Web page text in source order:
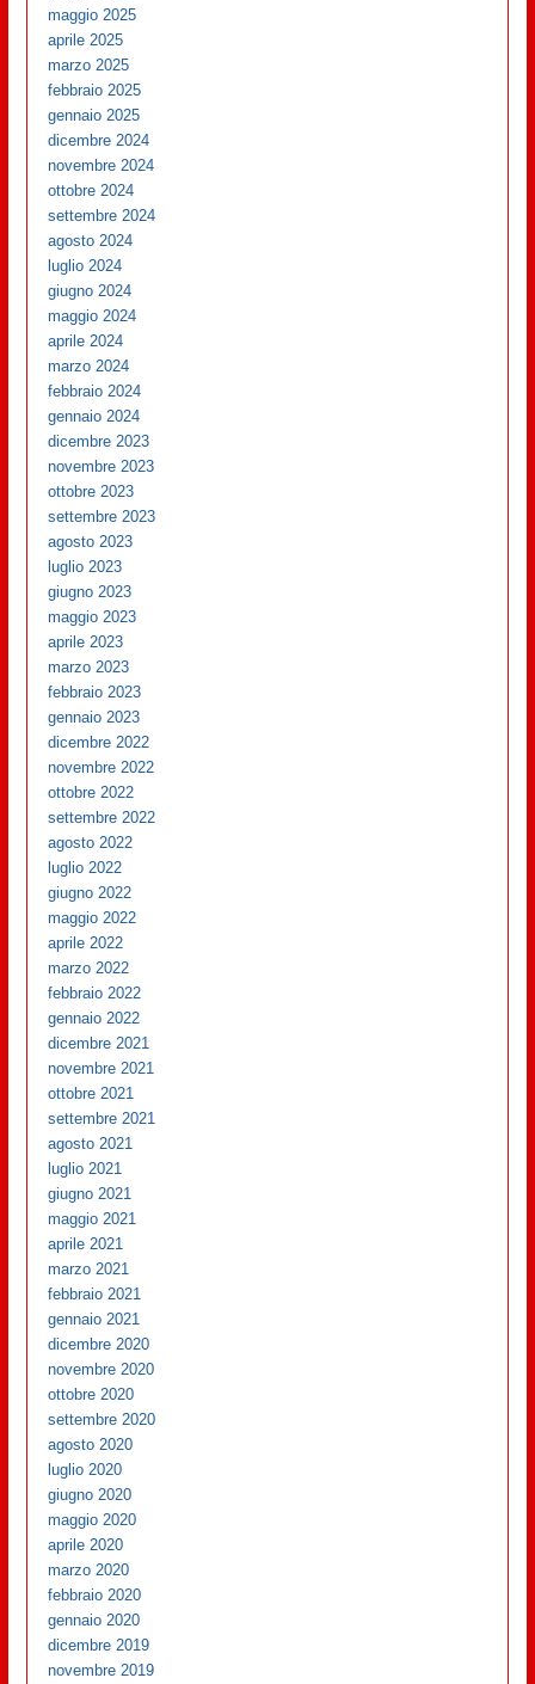
maggio 2025
aprile 2025
marzo 2025
febbraio 2025
gennaio 2025
dicembre 2024
novembre 2024
ottobre 2024
settembre 2024
agosto 2024
luglio 2024
giugno 2024
maggio 2024
aprile 2024
marzo 2024
febbraio 2024
gennaio 2024
dicembre 2023
novembre 2023
ottobre 2023
settembre 2023
agosto 2023
luglio 2023
giugno 2023
maggio 2023
aprile 2023
marzo 2023
febbraio 2023
gennaio 2023
dicembre 2022
novembre 2022
ottobre 2022
settembre 2022
agosto 2022
luglio 2022
giugno 2022
maggio 2022
aprile 2022
marzo 2022
febbraio 2022
gennaio 2022
dicembre 2021
novembre 2021
ottobre 2021
settembre 2021
agosto 2021
luglio 2021
giugno 2021
maggio 2021
aprile 2021
marzo 2021
febbraio 2021
gennaio 2021
dicembre 2020
novembre 2020
ottobre 2020
settembre 2020
agosto 2020
luglio 2020
giugno 2020
maggio 2020
aprile 2020
marzo 2020
febbraio 2020
gennaio 2020
dicembre 2019
novembre 2019